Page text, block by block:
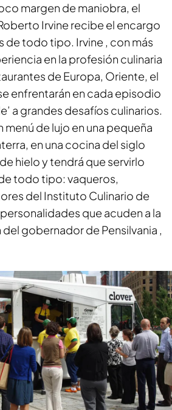
margen de maniobra, el
Irvine recibe el encargo
de todo tipo. Irvine , con más
en la profesión culinaria
de Europa, Oriente, el
enfrentarán en cada episodio
a grandes desafíos culinarios.
menú de lujo en una pequeña
en una cocina del siglo
hielo y tendrá que servirlo
todo tipo: vaqueros,
del Instituto Culinario de
que acuden a la
gobernador de Pensilvania ,